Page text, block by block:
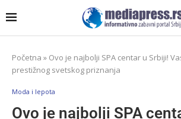
Početna » Ovo je najbolji SPA centar u Srbiji!
prestižnog svetskog priznanja
Moda i lepota
Ovo je najbolji SPA